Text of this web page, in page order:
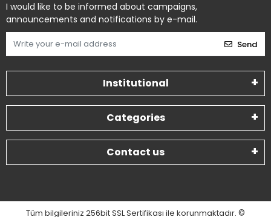
I would like to be informed about campaigns,
announcements and notifications by e-mail.
Send
Institutional
Categories
Contact us
Tüm bilgileriniz 256bit SSL Sertifikası ile korunmaktadır. ©